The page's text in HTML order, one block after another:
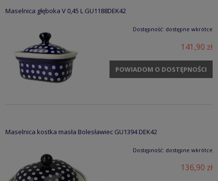
Maselnica głęboka V 0,45 L GU1188DEK42
Dostępność: dostępne wkrótce
141,90 zł
POWIADOM O DOSTĘPNOŚCI
Maselnica kostka masła Bolesławiec GU1394 DEK42
Dostępność: dostępne wkrótce
136,90 zł